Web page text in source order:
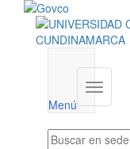
Menú
Menú